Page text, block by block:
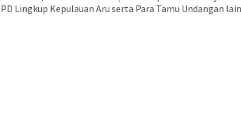
Lingkup Kepulauan Aru serta Para Tamu Undangan